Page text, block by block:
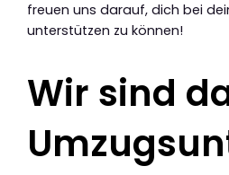
freuen uns darauf, dich bei
unterstützen zu können!
Wir sind